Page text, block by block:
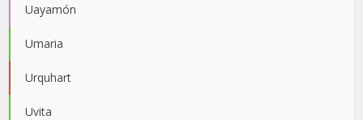
Uayamón
Umaria
Urquhart
Uvita